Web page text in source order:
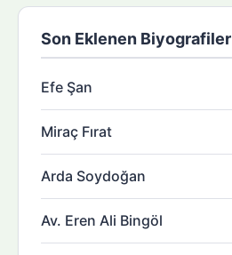
Son Eklenen Biyografiler
Efe Şan
Miraç Fırat
Arda Soydoğan
Av. Eren Ali Bingöl